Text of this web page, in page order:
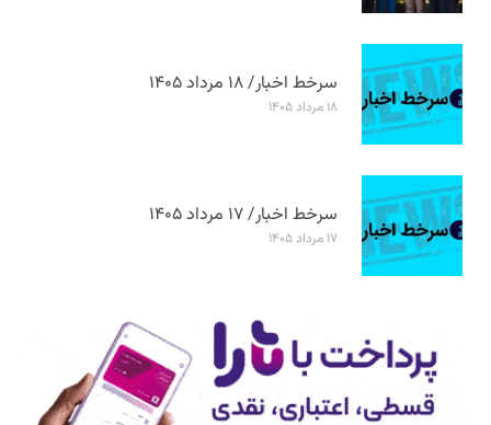
سرخط اخبار/ ۱۸ مرداد ۱۴۰۵
۱۸ مرداد ۱۴۰۵
سرخط اخبار/ ۱۷ مرداد ۱۴۰۵
۱۷ مرداد ۱۴۰۵